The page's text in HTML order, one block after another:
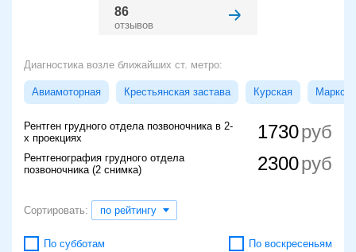
86
отзывов
Диагностика возле ближайших ст. метро:
Авиамоторная Крестьянская застава Курская
Рентген грудного отдела позвоночника в 2-
х проекциях
1730
Рентгенография грудного отдела
позвоночника (2 снимка)
2300
Сортировать: по рейтингу
По субботам По воскресеньям